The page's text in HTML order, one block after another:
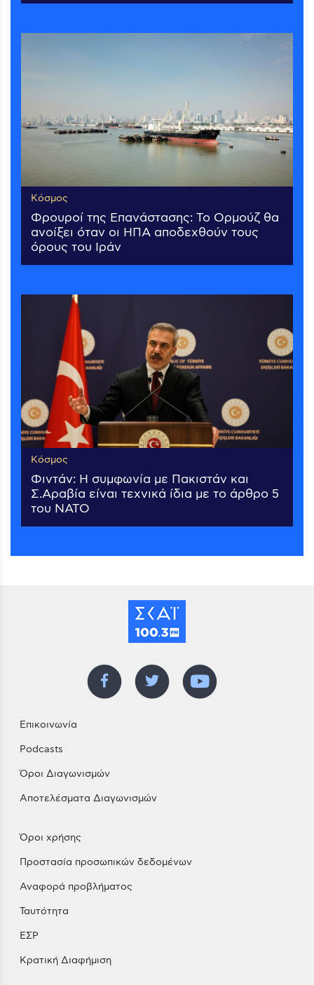
Κόσμος
Φρουροί της Επανάστασης: Το Ορμούζ θα
ανοίξει όταν οι ΗΠΑ αποδεχθούν τους
όρους του Ιράν
Κόσμος
Φιντάν: Η συμφωνία με Πακιστάν και
Σ.Αραβία είναι τεχνικά ίδια με το άρθρο 5
του ΝΑΤΟ
Επικοινωνία
Podcasts
Όροι Διαγωνισμών
Αποτελέσματα Διαγωνισμών
Όροι χρήσης
Προστασία προσωπικών δεδομένων
Αναφορά προβλήματος
Ταυτότητα
ΕΣΡ
Κρατική Διαφήμιση